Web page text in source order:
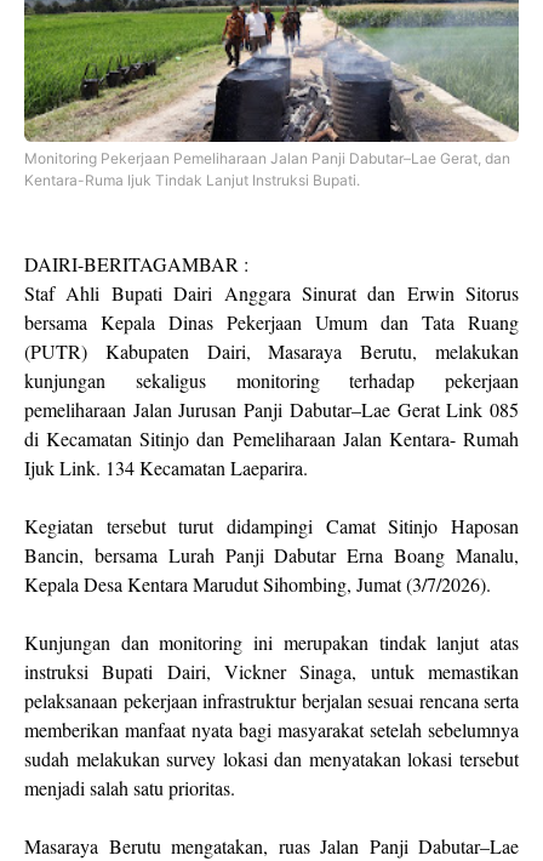
Monitoring Pekerjaan Pemeliharaan Jalan Panji Dabutar–Lae Gerat, dan
Kentara-Ruma Ijuk Tindak Lanjut Instruksi Bupati.
DAIRI-BERITAGAMBAR :
Staf Ahli Bupati Dairi Anggara Sinurat dan Erwin Sitorus
bersama Kepala Dinas Pekerjaan Umum dan Tata Ruang
(PUTR) Kabupaten Dairi, Masaraya Berutu, melakukan
kunjungan sekaligus monitoring terhadap pekerjaan
pemeliharaan Jalan Jurusan Panji Dabutar–Lae Gerat Link 085
di Kecamatan Sitinjo dan Pemeliharaan Jalan Kentara- Rumah
Ijuk Link. 134 Kecamatan Laeparira.
Kegiatan tersebut turut didampingi Camat Sitinjo Haposan
Bancin, bersama Lurah Panji Dabutar Erna Boang Manalu,
Kepala Desa Kentara Marudut Sihombing, Jumat (3/7/2026).
Kunjungan dan monitoring ini merupakan tindak lanjut atas
instruksi Bupati Dairi, Vickner Sinaga, untuk memastikan
pelaksanaan pekerjaan infrastruktur berjalan sesuai rencana serta
memberikan manfaat nyata bagi masyarakat setelah sebelumnya
sudah melakukan survey lokasi dan menyatakan lokasi tersebut
menjadi salah satu prioritas.
Masaraya Berutu mengatakan, ruas Jalan Panji Dabutar–Lae